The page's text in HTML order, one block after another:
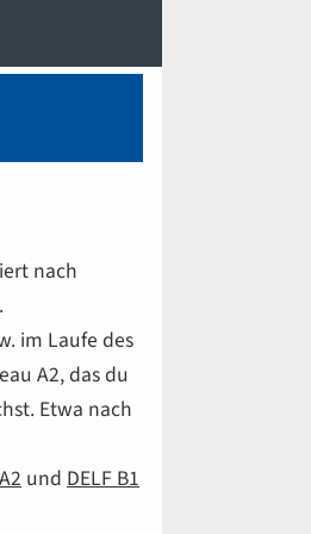
nach
im Laufe des
A2, das du
Etwa nach
A2 und DELF B1